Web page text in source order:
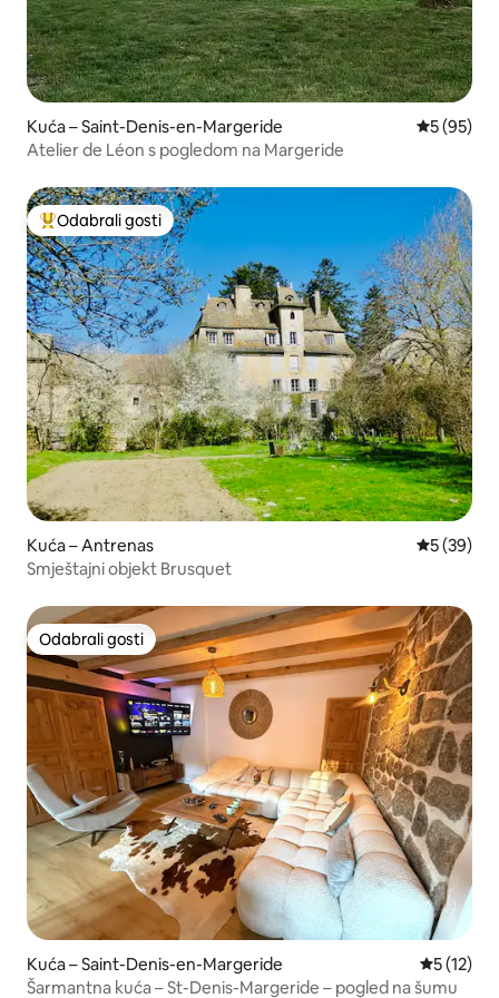
Kuća – Saint-Denis-en-Margeride Prosječna
5 (95)
Atelier de Léon s pogledom na Margeride
Među najviše rangiranima s oznakom „Odabrali gosti”
Odabrali gosti
Kuća – Antrenas Prosječna
5 (39)
Smještajni objekt Brusquet
Odabrali gosti
Odabrali gosti
Kuća – Saint-Denis-en-Margeride Prosječna
5 (12)
Šarmantna kuća – St-Denis-Margeride – pogled na šumu